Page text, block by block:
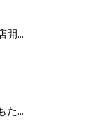
第１回おとな工務店開催！
高気密・高断熱がもたらす3つの快適さとは？